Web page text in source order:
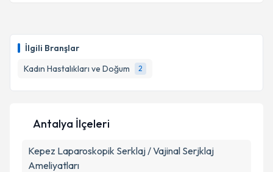
İlgili Branşlar
Kadın Hastalıkları ve Doğum
2
E-posta Adresiniz
Kişisel verilerimin işlenmesine ilişkin
Metni'ni okudum ve kişisel verilerimin belirtilen
Antalya İlçeleri
Kepez Laparoskopik Serklaj / Vajinal Serjklaj
Ameliyatları